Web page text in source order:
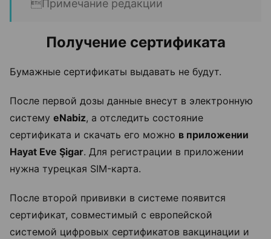
Примечание редакции
Получение сертификата
Бумажные сертификаты выдавать не будут.
После первой дозы данные внесут в электронную
систему eNabiz, а отследить состояние
сертификата и скачать его можно в приложении
Hayat Eve Şigar. Для регистрации в приложении
нужна турецкая SIM-карта.
После второй прививки в системе появится
сертификат, совместимый с европейской
системой цифровых сертификатов вакцинации и